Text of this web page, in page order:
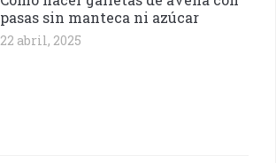
pasas sin manteca ni azúcar
22 abril, 2025